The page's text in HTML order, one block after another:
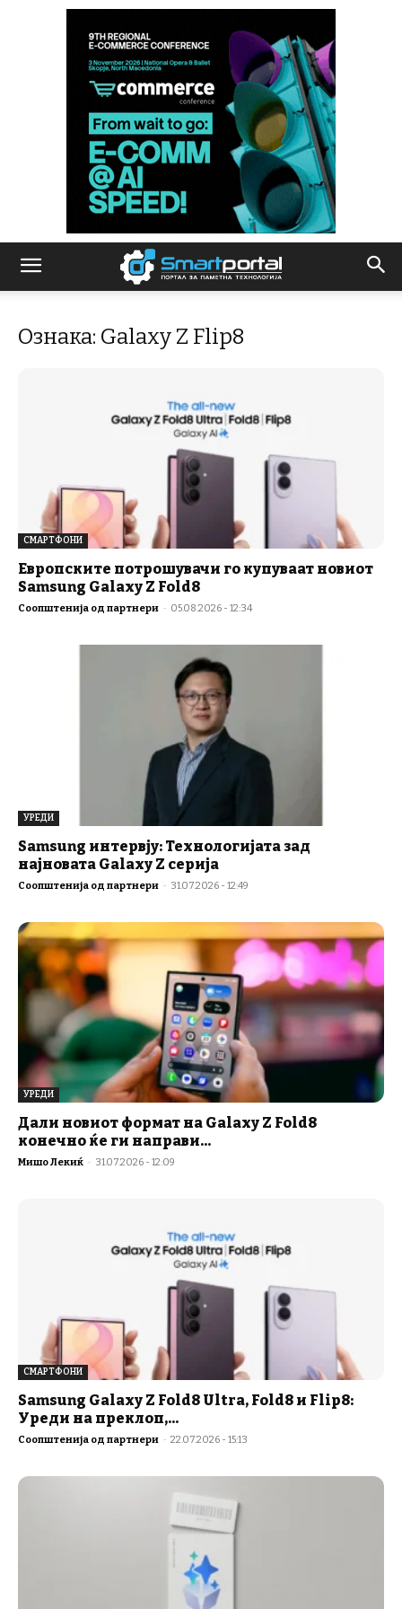
Ознака: Galaxy Z Flip8
СМАРТФОНИ
Европските потрошувачи го купуваат новиот
Samsung Galaxy Z Fold8
Соопштенија од партнери - 05.08.2026 - 12:34
УРЕДИ
Samsung интервју: Технологијата зад
најновата Galaxy Z серија
Соопштенија од партнери - 31.07.2026 - 12:49
УРЕДИ
Дали новиот формат на Galaxy Z Fold8
конечно ќе ги направи...
Мишо Лекиќ - 31.07.2026 - 12:09
СМАРТФОНИ
Samsung Galaxy Z Fold8 Ultra, Fold8 и Flip8:
Уреди на преклоп,...
Соопштенија од партнери - 22.07.2026 - 15:13